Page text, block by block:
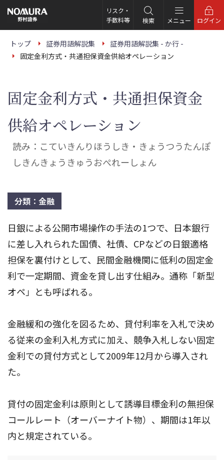
の
ー
リスク・
手数料等
検索 メニュー ログイン
トップ 証券用語解説集
証券用語解説集 - か行 -
固定金利方式・共通担保資金供給オペレーション
固定金利方式・共通担保資金
供給オペレーション
読み：こていきんりほうしき・きょうつうたんぽ
しきんきょうきゅうおぺれーしょん
分類：金融
日銀による公開市場操作の手法の1つで、日本銀行
に差し入れられた国債、社債、CPなどの日銀適格
担保を裏付けとして、民間金融機関に低利の固定金
利で一定期間、資金を貸し出す仕組み。通称「新型
オペ」とも呼ばれる。
金融緩和の強化を図るため、貸付利率を入札で決め
る従来の金利入札方式に加え、競争入札しない固定
金利での貸付方式として2009年12月から導入され
た。
貸付の固定金利は原則として誘導目標金利の無担保
コールレート（オーバーナイト物）、期間は1年以
内と規定されている。